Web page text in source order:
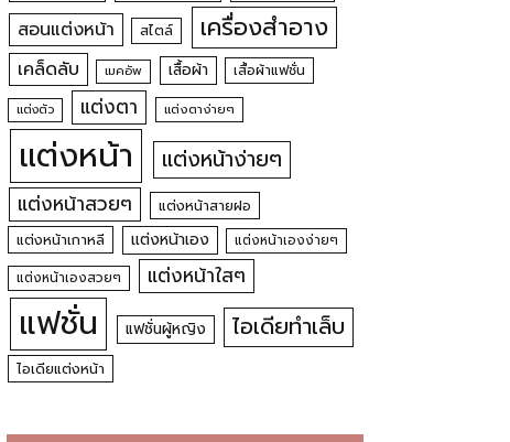
สอนแต่งหน้า สไตล์ เครื่องสำอาง
เคล็ดลับ เมคอัพ เสื้อผ้า เสื้อผ้าแฟชั่น
แต่งตัว แต่งตา แต่งตาง่ายๆ
แต่งหน้า แต่งหน้าง่ายๆ
แต่งหน้าสวยๆ
แต่งหน้าสายฝอ
แต่งหน้าเกาหลี
แต่งหน้าเอง
แต่งหน้าเองง่ายๆ
แต่งหน้าเองสวยๆ
แต่งหน้าใสๆ
แฟชั่น แฟชั่นผู้หญิง ไอเดียทำเล็บ
ไอเดียแต่งหน้า